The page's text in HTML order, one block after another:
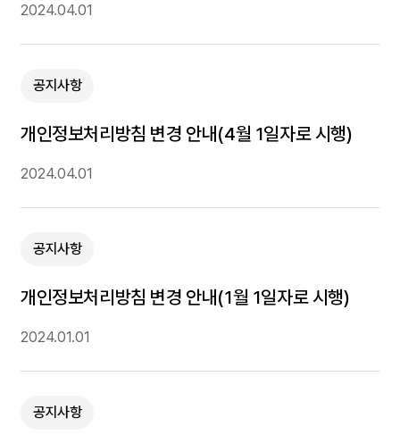
2024.04.01
공지사항
개인정보처리방침 변경 안내(4월 1일자로 시행)
2024.04.01
공지사항
개인정보처리방침 변경 안내(1월 1일자로 시행)
2024.01.01
공지사항